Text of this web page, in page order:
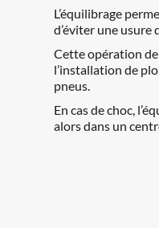
L’équilibrage
d’éviter une usure
Cette opération
l’installation de
pneus.
En cas de choc,
alors dans un